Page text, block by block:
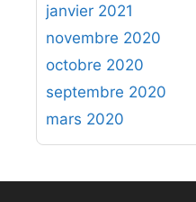
janvier 2021
novembre 2020
octobre 2020
septembre 2020
mars 2020